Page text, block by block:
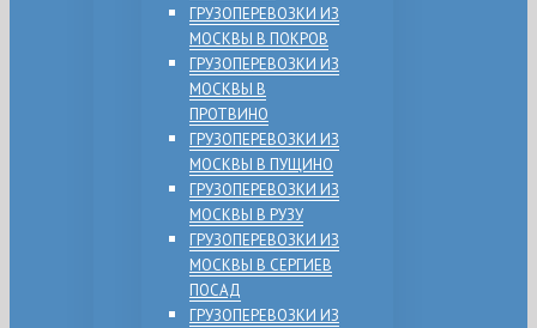
ГРУЗОПЕРЕВОЗКИ ИЗ
МОСКВЫ В ПОКРОВ
ГРУЗОПЕРЕВОЗКИ ИЗ
МОСКВЫ В
ПРОТВИНО
ГРУЗОПЕРЕВОЗКИ ИЗ
МОСКВЫ В ПУЩИНО
ГРУЗОПЕРЕВОЗКИ ИЗ
МОСКВЫ В РУЗУ
ГРУЗОПЕРЕВОЗКИ ИЗ
МОСКВЫ В СЕРГИЕВ
ПОСАД
ГРУЗОПЕРЕВОЗКИ ИЗ